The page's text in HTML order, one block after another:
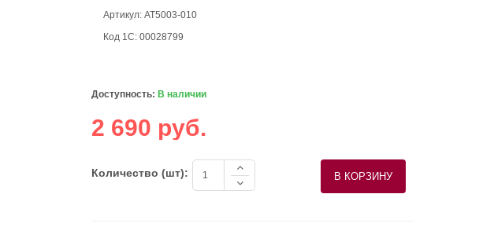
Артикул: AT5003-010
Код 1С: 00028799
Доступность: В наличии
2 690 руб.
Количество (шт):